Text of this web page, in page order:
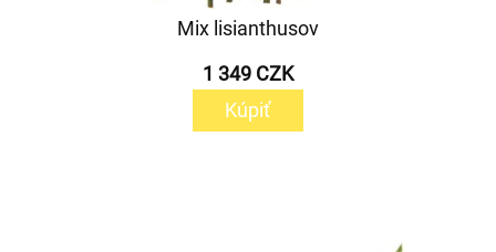
Mix lisianthusov
1 349 CZK
Kúpiť